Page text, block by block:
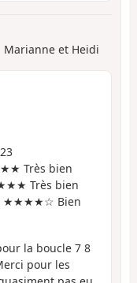
Marianne et Heidi
Très bien
Très bien
★★★★☆ Bien
la boucle 7 8
pour les